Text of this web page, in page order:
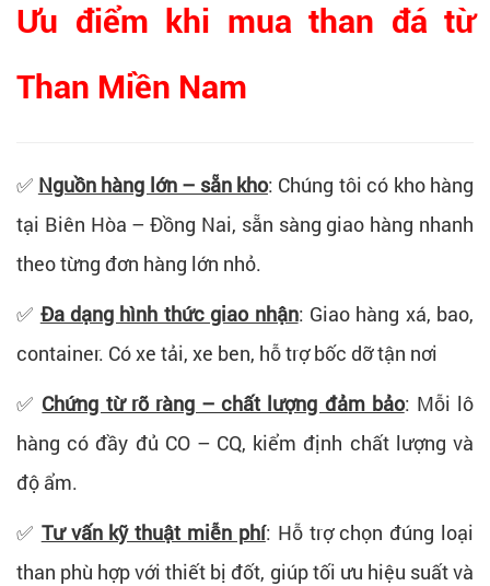
Ưu điểm khi mua than đá từ
Than Miền Nam
✅ Nguồn hàng lớn – sẵn kho: Chúng tôi có kho hàng
tại Biên Hòa – Đồng Nai, sẵn sàng giao hàng nhanh
theo từng đơn hàng lớn nhỏ.
✅ Đa dạng hình thức giao nhận: Giao hàng xá, bao,
container. Có xe tải, xe ben, hỗ trợ bốc dỡ tận nơi
✅ Chứng từ rõ ràng – chất lượng đảm bảo: Mỗi lô
hàng có đầy đủ CO – CQ, kiểm định chất lượng và
độ ẩm.
✅ Tư vấn kỹ thuật miễn phí: Hỗ trợ chọn đúng loại
than phù hợp với thiết bị đốt, giúp tối ưu hiệu suất và